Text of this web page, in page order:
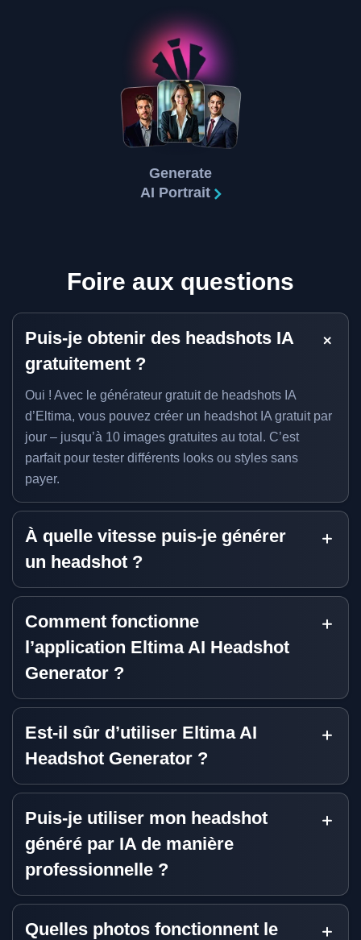
Generate
AI Portrait
Foire aux questions
Puis-je obtenir des headshots IA
gratuitement ?
Oui ! Avec le générateur gratuit de headshots IA
d’Eltima, vous pouvez créer un headshot IA gratuit par
jour – jusqu’à 10 images gratuites au total. C’est
parfait pour tester différents looks ou styles sans
payer.
À quelle vitesse puis-je générer
un headshot ?
Comment fonctionne
l’application Eltima AI Headshot
Generator ?
Est-il sûr d’utiliser Eltima AI
Headshot Generator ?
Puis-je utiliser mon headshot
généré par IA de manière
professionnelle ?
Quelles photos fonctionnent le